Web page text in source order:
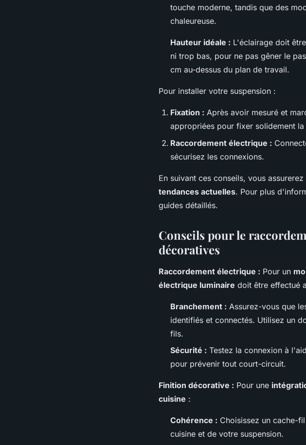
touche moderne, tandis que des
chaleureuse.
Hauteur idéale : L'éclairage doit
ni trop bas, pour ne pas gêner le
cm au-dessus du plan de travail.
Pour installer votre suspension :
Fixation : Après avoir mesuré et
appropriées pour fixer solidement
Raccordement électrique :
sécurisez les connexions.
En suivant ces conseils, vous
tendances actuelles. Pour plus
guides détaillés.
Conseils pour le
décoratives
Raccordement électrique : Pour un
électrique luminaire doit être effectué
Branchement : Assurez-vous que
identifiés et connectés. Utilisez un
fils.
Sécurité : Testez la connexion à
pour prévenir tout court-circuit.
Finition décorative : Pour une
cuisine :
Cohérence : Choisissez un cache-
cuisine et de votre suspension.